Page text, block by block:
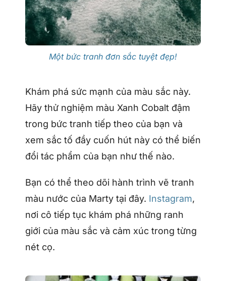
Một bức tranh đơn sắc tuyệt đẹp!
Khám phá sức mạnh của màu sắc này.
Hãy thử nghiệm màu Xanh Cobalt đậm
trong bức tranh tiếp theo của bạn và
xem sắc tố đầy cuốn hút này có thể biến
đổi tác phẩm của bạn như thế nào.
Bạn có thể theo dõi hành trình vẽ tranh
màu nước của Marty tại đây. Instagram,
nơi cô tiếp tục khám phá những ranh
giới của màu sắc và cảm xúc trong từng
nét cọ.